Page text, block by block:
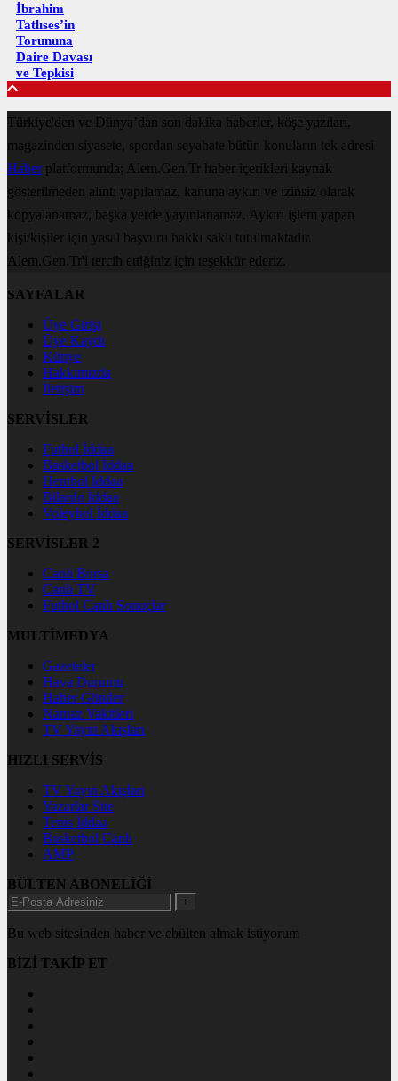
İbrahim
Tatlıses’in
Torununa
Daire Davası
ve Tepkisi
Türkiye'den ve Dünya’dan son dakika haberler, köşe yazıları,
magazinden siyasete, spordan seyahate bütün konuların tek adresi
Haberplatformunda; Alem.Gen.Tr haber içerikleri kaynak
gösterilmeden alıntı yapılamaz, kanuna aykırı ve izinsiz olarak
kopyalanamaz, başka yerde yayınlanamaz. Aykırı işlem yapan
kişi/kişiler için yasal başvuru hakkı saklı tutulmaktadır.
Alem.Gen.Tr'i tercih ettiğiniz için teşekkür ederiz.
SAYFALAR
Üye Girişi
Üye Kaydı
Künye
Hakkımızda
İletişim
SERVİSLER
Futbol İddaa
Basketbol İddaa
Hentbol İddaa
Bilardo İddaa
Voleybol İddaa
SERVİSLER 2
Canlı Borsa
Canlı TV
Futbol Canlı Sonuçlar
MULTİMEDYA
Gazeteler
Hava Durumu
Haber Gönder
Namaz Vakitleri
TV Yayın Akışları
HIZLI SERVİS
TV Yayın Akışları
Yazarlar Site
Tenis İddaa
Basketbol Canlı
AMP
BÜLTEN ABONELİĞİ
+
Bu web sitesinden haber ve ebülten almak istiyorum
BİZİ TAKİP ET